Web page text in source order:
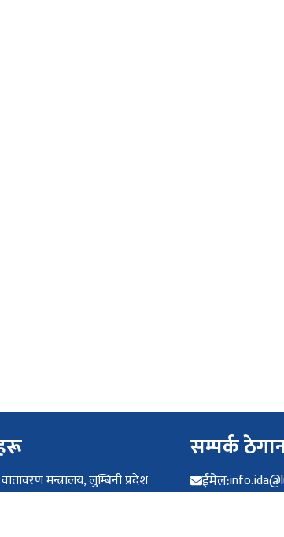
मन्त्रालय, लुम्बिनी प्रदेश
मन्त्रालय, लुम्बिनी प्रदेश
सम्पर्क
ईमेल: